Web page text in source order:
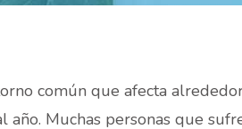
común que afecta
año. Muchas personas que